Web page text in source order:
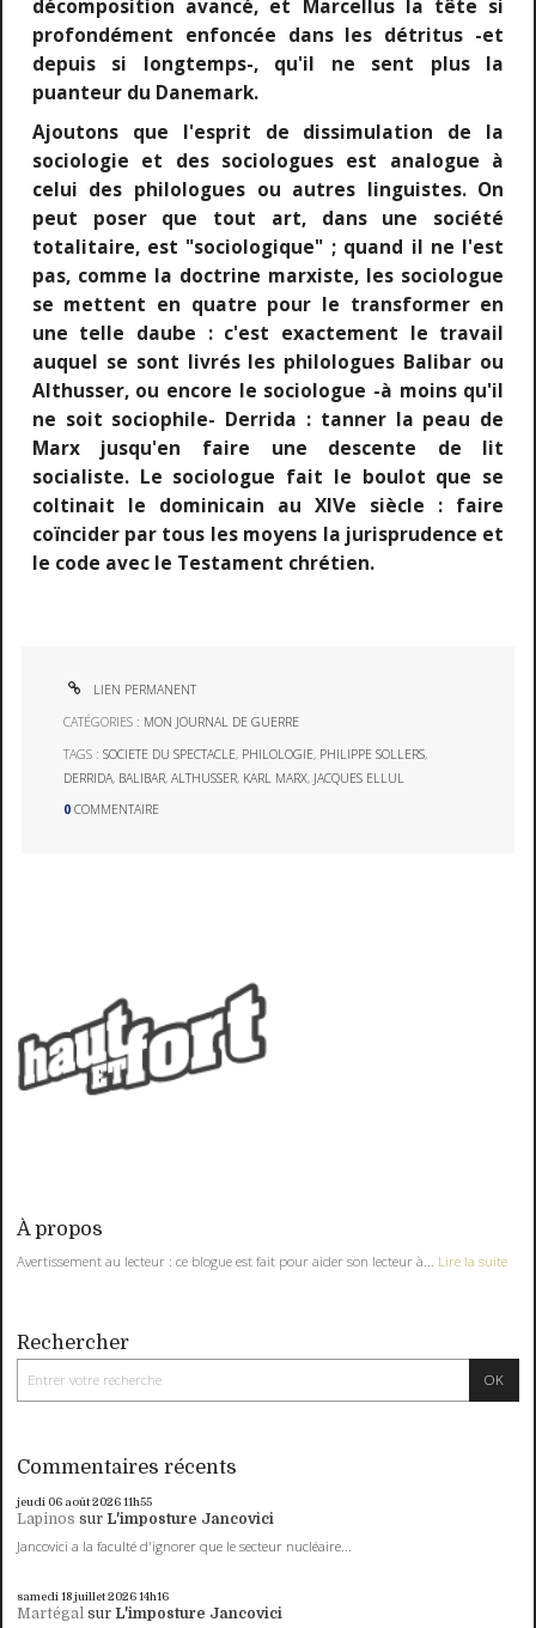
À propos
Avertissement au lecteur : ce blogue est fait pour aider son lecteur à... Lire la suite
Rechercher
Commentaires récents
jeudi 06 août 202611h55
Lapinos sur L'imposture Jancovici
Jancovici a la faculté d'ignorer que le secteur nucléaire...
samedi 18juillet 202614h16
Martégal sur L'imposture Jancovici
décomposition avancé, et Marcellus la tête si
profondément enfoncée dans les détritus -et
depuis si longtemps-, qu'il ne sent plus la
puanteur du Danemark.
Ajoutons que l'esprit de dissimulation de la
sociologie et des sociologues est analogue à
celui des philologues ou autres linguistes. On
peut poser que tout art, dans une société
totalitaire, est "sociologique" ; quand il ne l'est
pas, comme la doctrine marxiste, les sociologue
se mettent en quatre pour le transformer en
une telle daube : c'est exactement le travail
auquel se sont livrés les philologues Balibar ou
Althusser, ou encore le sociologue -à moins qu'il
ne soit sociophile- Derrida : tanner la peau de
Marx jusqu'en faire une descente de lit
socialiste. Le sociologue fait le boulot que se
coltinait le dominicain au XIVe siècle : faire
coïncider par tous les moyens la jurisprudence et
le code avec le Testament chrétien.
LIEN PERMANENT
CATÉGORIES : MON JOURNAL DE GUERRE
TAGS :SOCIETE DU SPECTACLE, PHILOLOGIE, PHILIPPE SOLLERS,
DERRIDA, BALIBAR,ALTHUSSER, KARL MARX, JACQUES ELLUL
0 COMMENTAIRE